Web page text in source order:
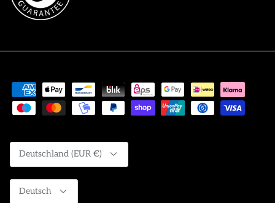
Währung
Deutschland (EUR €)
Sprache
Deutsch